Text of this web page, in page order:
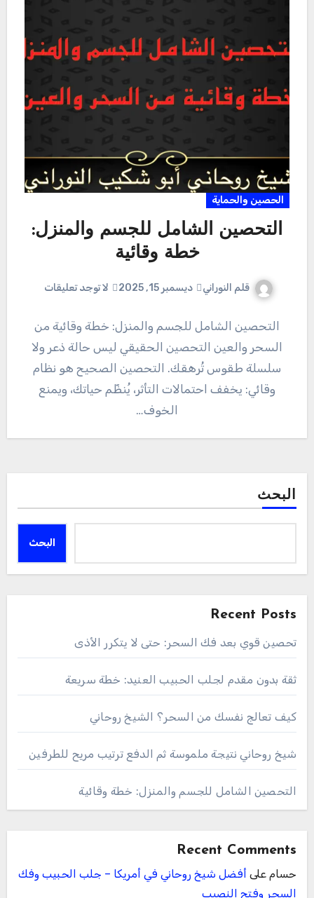
الحصين والحماية
التحصين الشامل للجسم والمنزل:
خطة وقائية
قلم النوراني ديسمبر 15, 2025 لا توجد تعليقات
التحصين الشامل للجسم والمنزل: خطة وقائية من
السحر والعين التحصين الحقيقي ليس حالة ذعر ولا
سلسلة طقوس تُرهقك. التحصين الصحيح هو نظام
وقائي: يخفف احتمالات التأثر، يُنظّم حياتك، ويمنع
الخوف…
البحث
البحث
Recent Posts
تحصين قوي بعد فك السحر: حتى لا يتكرر الأذى
ثقة بدون مقدم لجلب الحبيب العنيد: خطة سريعة
كيف تعالج نفسك من السحر؟ الشيخ روحاني
شيخ روحاني نتيجة ملموسة ثم الدفع ترتيب مريح للطرفين
التحصين الشامل للجسم والمنزل: خطة وقائية
Recent Comments
حسام على أفضل شيخ روحاني في أمريكا – جلب الحبيب وفك
السحر وفتح النصيب